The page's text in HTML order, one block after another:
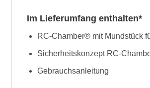
Im Lieferumfang enthalten*
RC-Chamber® mit Mundstück
Sicherheitskonzept RC-
Gebrauchsanleitung